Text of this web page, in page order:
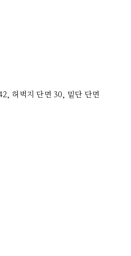
허벅지 단면 30, 밑단 단면